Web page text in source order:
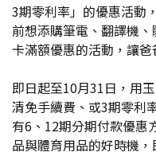
3期零利率」的優惠活動
前想添購筆電、翻譯機
卡滿額優惠的活動，讓
即日起至10月31日，用
清免手續費、或3期零利
有6、12期分期付款優惠
品與體育用品的好時機